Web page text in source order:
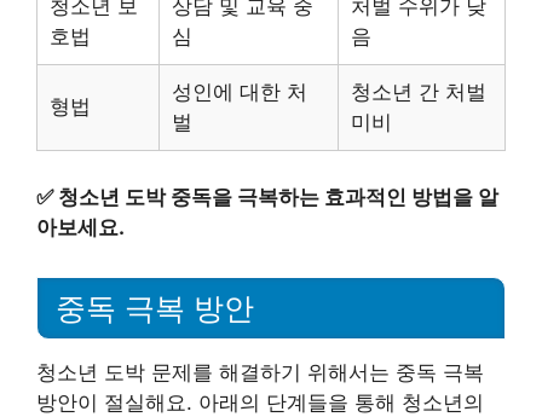
청소년 보
호법
상담 및 교육 중
심
처벌 수위가 낮
음
형법
성인에 대한 처
벌
청소년 간 처벌
미비
✅ 청소년 도박 중독을 극복하는 효과적인 방법을 알
아보세요.
중독 극복 방안
청소년 도박 문제를 해결하기 위해서는 중독 극복
방안이 절실해요. 아래의 단계들을 통해 청소년의